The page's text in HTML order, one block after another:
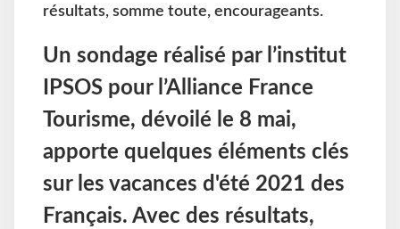
résultats, somme toute, encourageants.
Un sondage réalisé par l’institut
IPSOS pour l’Alliance France
Tourisme, dévoilé le 8 mai,
apporte quelques éléments clés
sur les vacances d'été 2021 des
Français. Avec des résultats,